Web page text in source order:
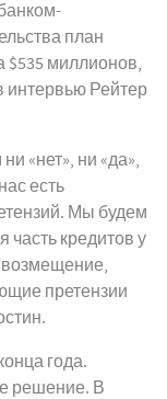
план
$535 миллионов,
интервью Рейтер
«нет», ни «да»,
есть
Мы будем
кредитов у
возмещение,
претензии
года.
решение. В